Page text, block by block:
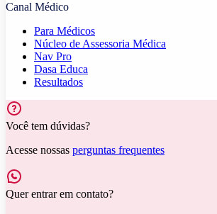
Canal Médico
Para Médicos
Núcleo de Assessoria Médica
Nav Pro
Dasa Educa
Resultados
Você tem dúvidas?
Acesse nossas perguntas frequentes
Quer entrar em contato?